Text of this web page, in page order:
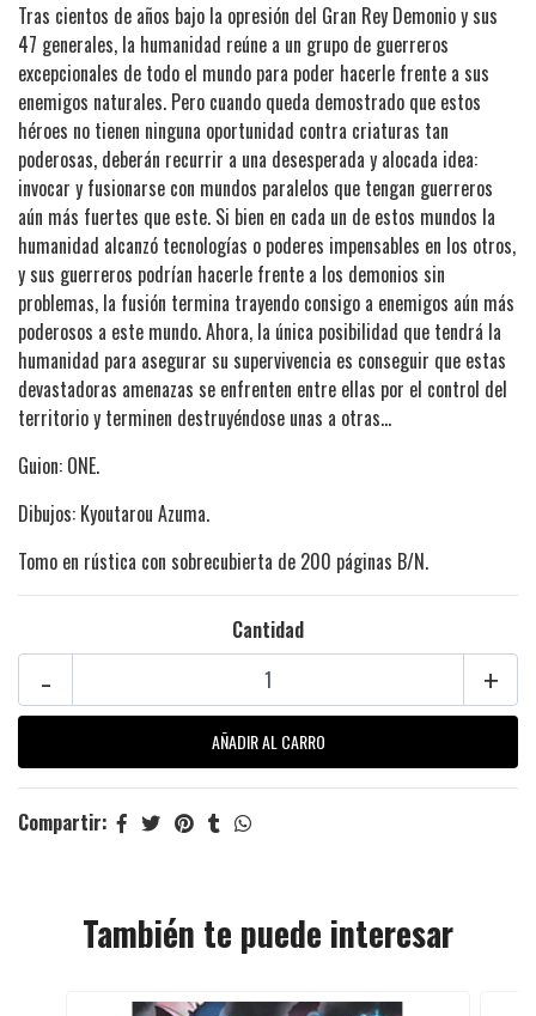
Tras cientos de años bajo la opresión del Gran Rey Demonio y sus
47 generales, la humanidad reúne a un grupo de guerreros
excepcionales de todo el mundo para poder hacerle frente a sus
enemigos naturales. Pero cuando queda demostrado que estos
héroes no tienen ninguna oportunidad contra criaturas tan
poderosas, deberán recurrir a una desesperada y alocada idea:
invocar y fusionarse con mundos paralelos que tengan guerreros
aún más fuertes que este. Si bien en cada un de estos mundos la
humanidad alcanzó tecnologías o poderes impensables en los otros,
y sus guerreros podrían hacerle frente a los demonios sin
problemas, la fusión termina trayendo consigo a enemigos aún más
poderosos a este mundo. Ahora, la única posibilidad que tendrá la
humanidad para asegurar su supervivencia es conseguir que estas
devastadoras amenazas se enfrenten entre ellas por el control del
territorio y terminen destruyéndose unas a otras...
Guion: ONE.
Dibujos: Kyoutarou Azuma.
Tomo en rústica con sobrecubierta de 200 páginas B/N.
Cantidad
+
-
Compartir:
También te puede interesar